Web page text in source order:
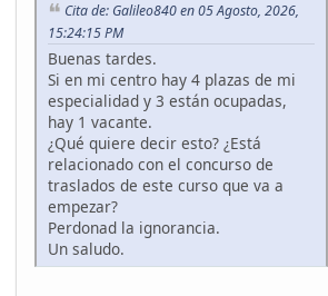
Cita de: Galileo840 en 05 Agosto, 2026,
15:24:15 PM
Buenas tardes.
Si en mi centro hay 4 plazas de mi
especialidad y 3 están ocupadas,
hay 1 vacante.
¿Qué quiere decir esto? ¿Está
relacionado con el concurso de
traslados de este curso que va a
empezar?
Perdonad la ignorancia.
Un saludo.